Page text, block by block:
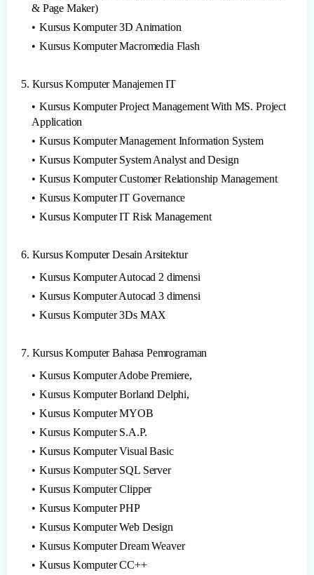
& Page Maker)
Kursus Komputer 3D Animation
Kursus Komputer Macromedia Flash
5. Kursus Komputer Manajemen IT
Kursus Komputer Project Management With MS. Project
Application
Kursus Komputer Management Information System
Kursus Komputer System Analyst and Design
Kursus Komputer Customer Relationship Management
Kursus Komputer IT Governance
Kursus Komputer IT Risk Management
6. Kursus Komputer Desain Arsitektur
Kursus Komputer Autocad 2 dimensi
Kursus Komputer Autocad 3 dimensi
Kursus Komputer 3Ds MAX
7. Kursus Komputer Bahasa Pemrograman
Kursus Komputer Adobe Premiere,
Kursus Komputer Borland Delphi,
Kursus Komputer MYOB
Kursus Komputer S.A.P.
Kursus Komputer Visual Basic
Kursus Komputer SQL Server
Kursus Komputer Clipper
Kursus Komputer PHP
Kursus Komputer Web Design
Kursus Komputer Dream Weaver
Kursus Komputer CC++